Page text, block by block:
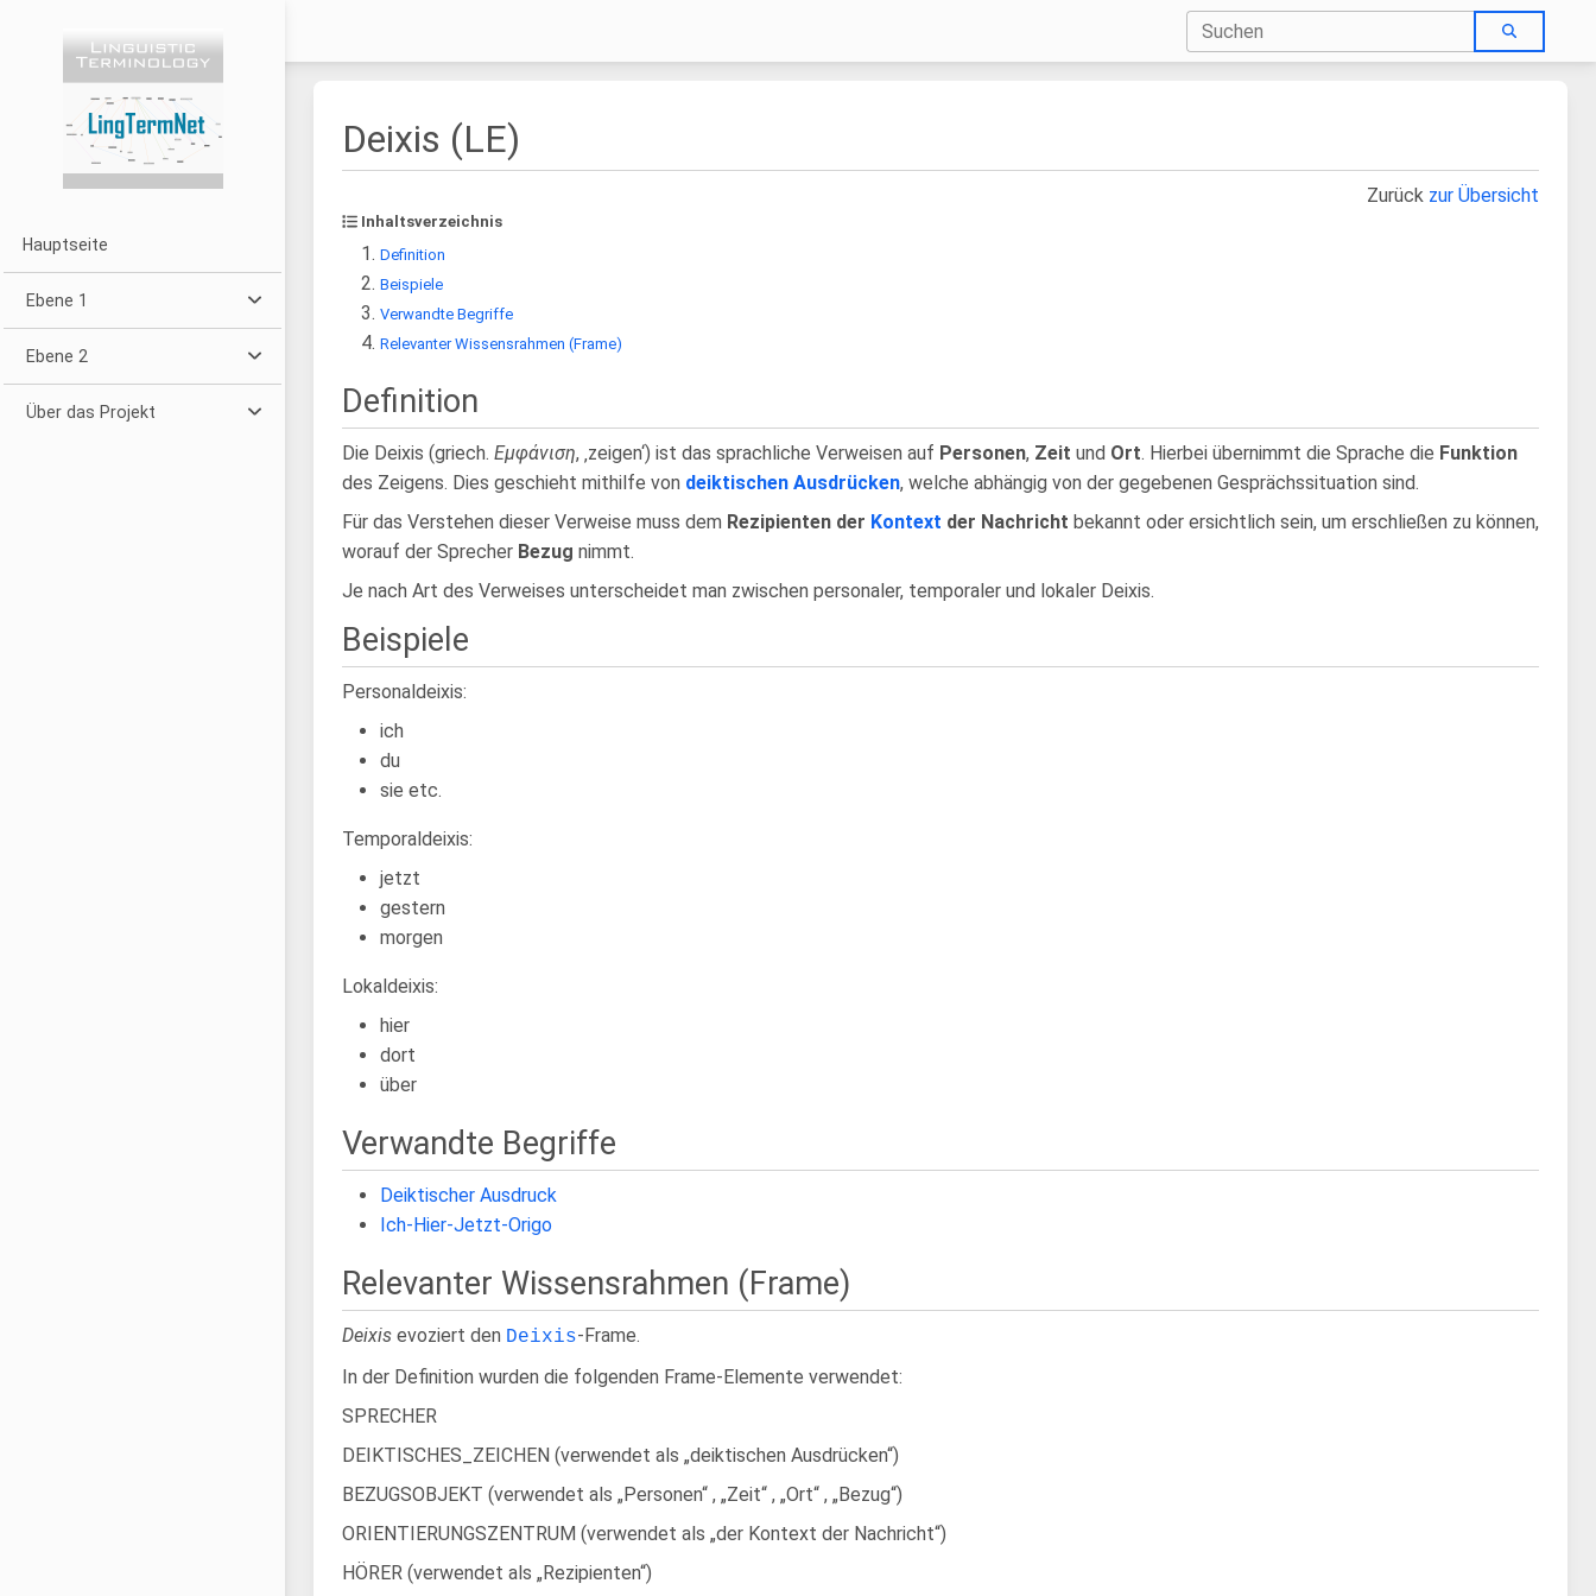
Hauptseite
Ebene 1
Ebene 2
Über das Projekt
Deixis (LE)
Zurück zur Übersicht
Inhaltsverzeichnis
Definition
Beispiele
Verwandte Begriffe
Relevanter Wissensrahmen (Frame)
Definition
Die Deixis (griech. Εμφάνιση, ‚zeigen‘) ist das sprachliche Verweisen auf Personen, Zeit und Ort. Hierbei übernimmt die Sprache die Funktion
des Zeigens. Dies geschieht mithilfe von deiktischen Ausdrücken, welche abhängig von der gegebenen Gesprächssituation sind.
Für das Verstehen dieser Verweise muss dem Rezipienten der Kontext der Nachricht bekannt oder ersichtlich sein, um erschließen zu können,
worauf der Sprecher Bezug nimmt.
Je nach Art des Verweises unterscheidet man zwischen personaler, temporaler und lokaler Deixis.
Beispiele
Personaldeixis:
ich
du
sie etc.
Temporaldeixis:
jetzt
gestern
morgen
Lokaldeixis:
hier
dort
über
Verwandte Begriffe
Deiktischer Ausdruck
Ich-Hier-Jetzt-Origo
Relevanter Wissensrahmen (Frame)
Deixis evoziert den Deixis-Frame.
In der Definition wurden die folgenden Frame-Elemente verwendet:
SPRECHER
DEIKTISCHES_ZEICHEN (verwendet als „deiktischen Ausdrücken“)
BEZUGSOBJEKT (verwendet als „Personen“ , „Zeit“ , „Ort“ , „Bezug“)
ORIENTIERUNGSZENTRUM (verwendet als „der Kontext der Nachricht“)
HÖRER (verwendet als „Rezipienten“)